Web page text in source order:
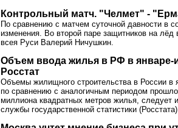
Контрольный матч. "Челмет" -
По сравнению с матчем суточной давности в
изменения. Во второй паре защитников на
всея Руси Валерий Ничушкин.
Объем ввода жилья в РФ в январе-
Росстат
Объемы жилищного строительства в России в
по сравнению с аналогичным периодом
миллиона квадратных метров жилья, следует
службы государственной статистики